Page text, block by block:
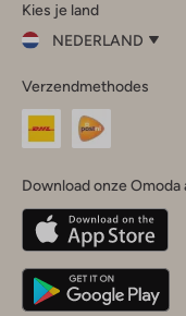
InstagramFacebook
Kies je land
NEDERLAND
je
land
Nederland
Belgique
Deutschland
Verzendmethodes
Download onze Omoda